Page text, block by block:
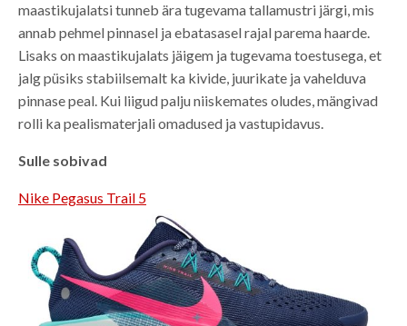
maastikujalatsi tunneb ära tugevama tallamustri järgi, mis
annab pehmel pinnasel ja ebatasasel rajal parema haarde.
Lisaks on maastikujalats jäigem ja tugevama toestusega, et
jalg püsiks stabiilsemalt ka kivide, juurikate ja vahelduva
pinnase peal. Kui liigud palju niiskemates oludes, mängivad
rolli ka pealismaterjali omadused ja vastupidavus.
Sulle sobivad
Nike Pegasus Trail 5